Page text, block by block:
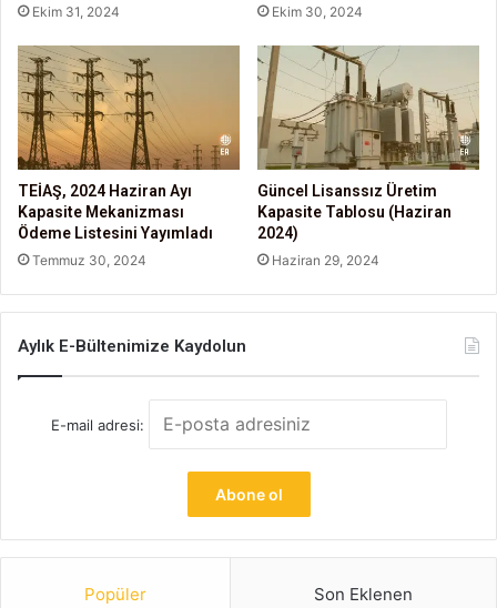
Ekim 31, 2024 Ekim 30, 2024
TEİAŞ, 2024 Haziran Ayı
Kapasite Mekanizması
Ödeme Listesini Yayımladı
Temmuz 30, 2024
Güncel Lisanssız Üretim
Kapasite Tablosu (Haziran
2024)
Haziran 29, 2024
Aylık E-Bültenimize Kaydolun
E-mail adresi:
Popüler Son Eklenen